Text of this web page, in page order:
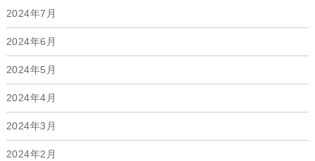
2024年7月
2024年6月
2024年5月
2024年4月
2024年3月
2024年2月